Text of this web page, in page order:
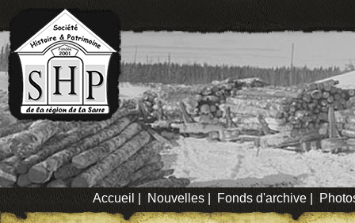
Accueil | Nouvelles| Fonds d'archive|